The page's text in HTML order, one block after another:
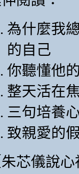
為什麼我
的自己
你聽懂他
整天活在
三句培養
致親愛的
朱芯儀說